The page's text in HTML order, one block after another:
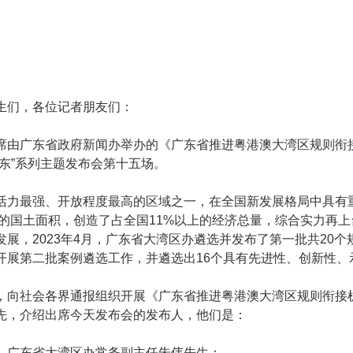
们，各位记者朋友们：
由广东省政府新闻办举办的《广东省推进粤港澳大湾区规则
”系列主题发布会第十五场。
力最强、开放程度最高的区域之一，在全国新发展格局中具
国土面积，创造了占全国11%以上的经济总量，综合实力再
展，2023年4月，广东省大湾区办遴选并发布了第一批共20
展第二批案例遴选工作，并遴选出16个具有先进性、创新性
向社会各界通报组织开展《广东省推进粤港澳大湾区规则衔
介绍出席今天发布会的发布人，他们是：